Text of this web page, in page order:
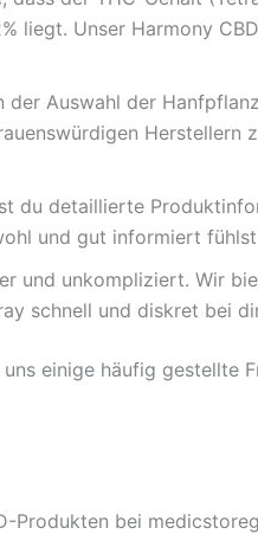
liegt. Unser Harmony
Auswahl der
Herstellern
du detaillierte
und gut informiert
und unkompliziert. Wir
schnell und diskret bei
einige häufig gestellte
Produkten bei